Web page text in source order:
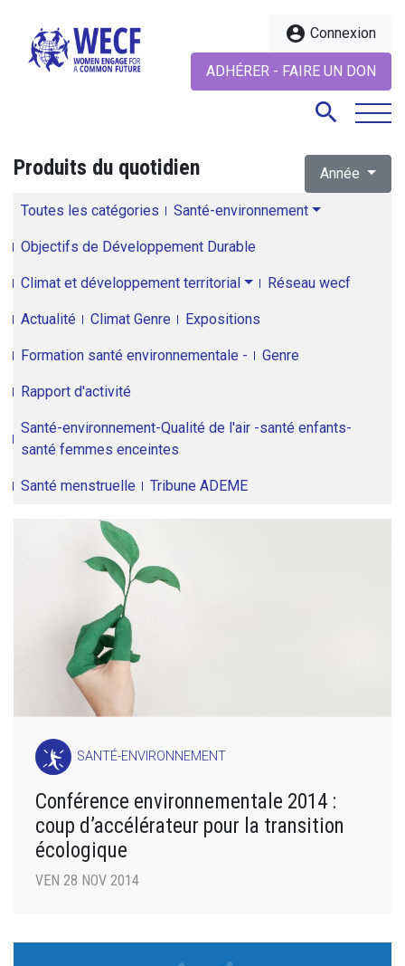
account_circle Connexion
ADHÉRER - FAIRE UN DON
search
Produits du quotidien Année
Toutes les catégories Santé-environnement
Objectifs de Développement Durable
Climat et développement territorial Réseau wecf
Actualité Climat Genre Expositions
Formation santé environnementale - Genre
Rapport d'activité
Santé-environnement-Qualité de l'air -santé enfants-
santé femmes enceintes
Santé menstruelle Tribune ADEME
SANTÉ-ENVIRONNEMENT
Conférence environnementale 2014 :
coup d’accélérateur pour la transition
écologique
VEN 28 NOV 2014